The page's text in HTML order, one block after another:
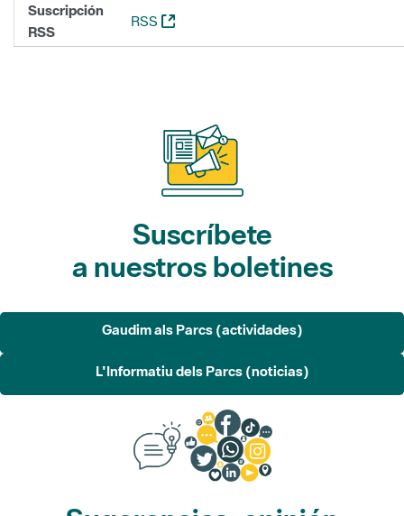
Suscripción
RSS
RSS (Abre una nueva ventana)
Suscríbete
a nuestros boletines
Gaudim als Parcs (actividades)
L'Informatiu dels Parcs (noticias)